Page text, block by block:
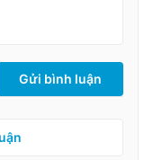
Gửi bình luận